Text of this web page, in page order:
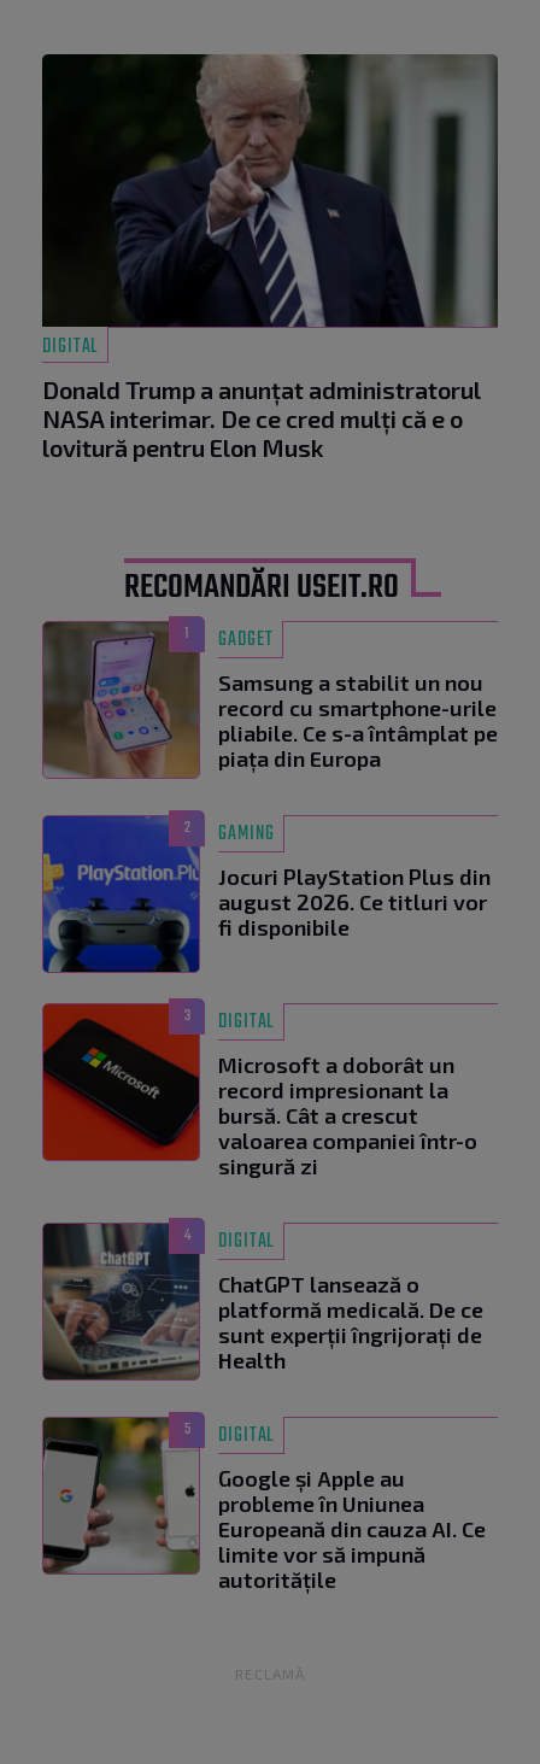
DIGITAL
Donald Trump a anunțat administratorul
NASA interimar. De ce cred mulți că e o
lovitură pentru Elon Musk
RECOMANDĂRI USEIT.RO
1 GADGET
Samsung a stabilit un nou
record cu smartphone-urile
pliabile. Ce s-a întâmplat pe
piața din Europa
2 GAMING
Jocuri PlayStation Plus din
august 2026. Ce titluri vor
fi disponibile
3 DIGITAL
Microsoft a doborât un
record impresionant la
bursă. Cât a crescut
valoarea companiei într-o
singură zi
4 DIGITAL
ChatGPT lansează o
platformă medicală. De ce
sunt experții îngrijorați de
Health
5 DIGITAL
Google și Apple au
probleme în Uniunea
Europeană din cauza AI. Ce
limite vor să impună
autoritățile
RECLAMĂ